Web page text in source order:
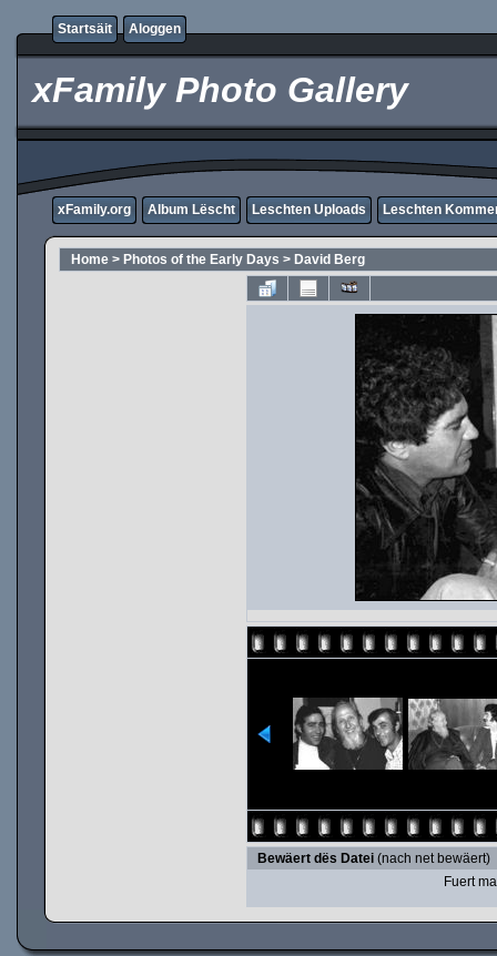
Startsäit Aloggen
xFamily Photo Gallery
xFamily.org Album Lëscht Leschten Uploads Leschten
Home > Photos of the Early Days > David Berg
Bewäert dës Datei(nach net bewäert)
Fuert